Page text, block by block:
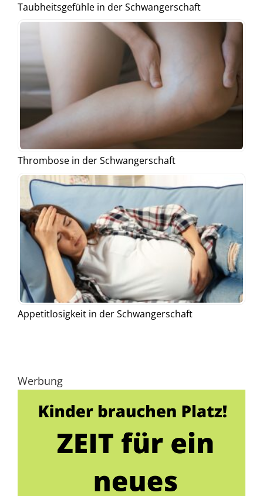
Taubheitsgefühle in der Schwangerschaft
Thrombose in der Schwangerschaft
Appetitlosigkeit in der Schwangerschaft
Werbung